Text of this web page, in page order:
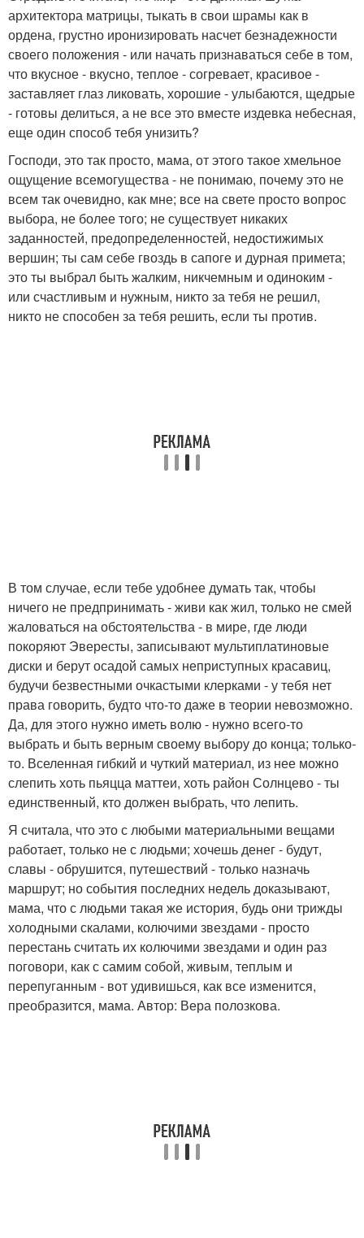
архитектора матрицы, тыкать в свои шрамы как в
ордена, грустно иронизировать насчет безнадежности
своего положения - или начать признаваться себе в том,
что вкусное - вкусно, теплое - согревает, красивое -
заставляет глаз ликовать, хорошие - улыбаются, щедрые
- готовы делиться, а не все это вместе издевка небесная,
еще один способ тебя унизить?
Господи, это так просто, мама, от этого такое хмельное
ощущение всемогущества - не понимаю, почему это не
всем так очевидно, как мне; все на свете просто вопрос
выбора, не более того; не существует никаких
заданностей, предопределенностей, недостижимых
вершин; ты сам себе гвоздь в сапоге и дурная примета;
это ты выбрал быть жалким, никчемным и одиноким -
или счастливым и нужным, никто за тебя не решил,
никто не способен за тебя решить, если ты против.
В том случае, если тебе удобнее думать так, чтобы
ничего не предпринимать - живи как жил, только не смей
жаловаться на обстоятельства - в мире, где люди
покоряют Эвересты, записывают мультиплатиновые
диски и берут осадой самых неприступных красавиц,
будучи безвестными очкастыми клерками - у тебя нет
права говорить, будто что-то даже в теории невозможно.
Да, для этого нужно иметь волю - нужно всего-то
выбрать и быть верным своему выбору до конца; только-
то. Вселенная гибкий и чуткий материал, из нее можно
слепить хоть пьяцца маттеи, хоть район Солнцево - ты
единственный, кто должен выбрать, что лепить.
Я считала, что это с любыми материальными вещами
работает, только не с людьми; хочешь денег - будут,
славы - обрушится, путешествий - только назначь
маршрут; но события последних недель доказывают,
мама, что с людьми такая же история, будь они трижды
холодными скалами, колючими звездами - просто
перестань считать их колючими звездами и один раз
поговори, как с самим собой, живым, теплым и
перепуганным - вот удивишься, как все изменится,
преобразится, мама. Автор: Вера полозкова.